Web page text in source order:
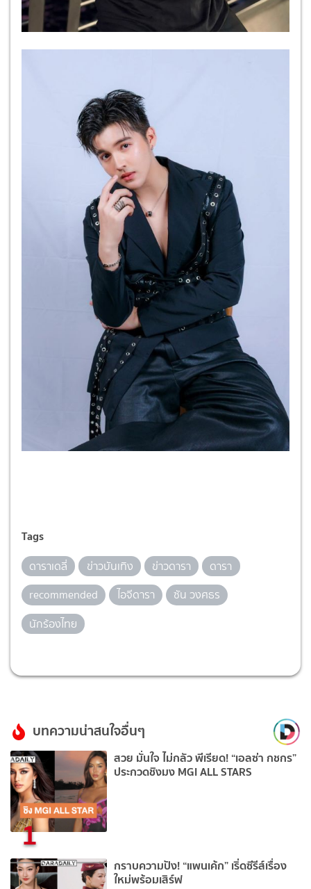
Tags
ดาราเดลี่ ข่าวบันเทิง ข่าวดารา
ดารา
recommended
ไอจีดารา
ซัน วงศธร
นักร้องไทย
บทความน่าสนใจอื่นๆ
1
สวย มั่นใจ ไม่กลัว พีเรียด! “เอลซ่า กชกร”
ประกวดชิงมง MGI ALL STARS
กราบความปัง! “แพนเค้ก” เริ่ดซีรีส์เรื่อง
ใหม่พร้อมเสิร์ฟ